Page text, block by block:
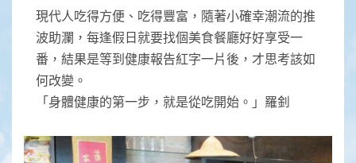
現代人吃得方便、吃得豐富，隨著小確幸潮流的推
波助瀾，每逢假日就要找個美食餐廳好好享受一
番，結果是等到健康報告紅字一片後，才思考該如
何改變。
「身體健康的第一步，就是從吃開始。」羅釗